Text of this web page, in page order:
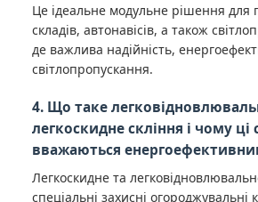
Це ідеальне модульне рішення для
складів, автонавісів, а також
де важлива надійність,
світлопропускання.
4. Що таке
легкоскидне скління і чому ці
вважаються
Легкоскидне та
спеціальні захисні огороджувальні